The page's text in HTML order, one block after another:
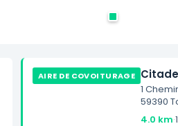
AIRE DE COVOITURAGE
1
59390
4.0 km·